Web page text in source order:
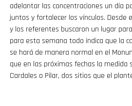
adelantar las concentraciones un día
juntos y fortalecer los vínculos. Desde
y los referentes buscaron un lugar
para esta semana todo indica que la
se hará de manera normal en el
que en las próximas fechas la medida
Cardales o Pilar, dos sitios que el